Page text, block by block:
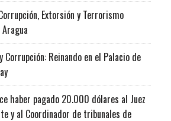
Extorsión y Terrorismo
Reinando en el Palacio de
haber pagado 20.000 dólares al Juez
y al Coordinador de tribunales de